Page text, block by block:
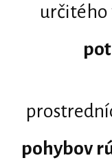
určitého
pohybov